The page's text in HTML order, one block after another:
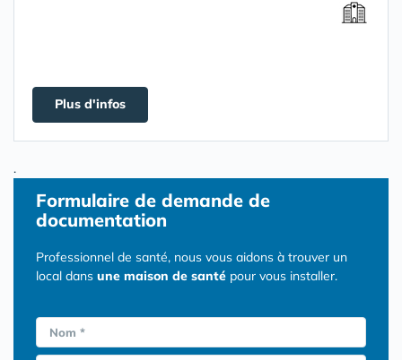
Plus d'infos
.
Formulaire de demande de
documentation
Professionnel de santé, nous vous aidons à trouver un
local dans une maison de santé pour vous installer.
Nom *